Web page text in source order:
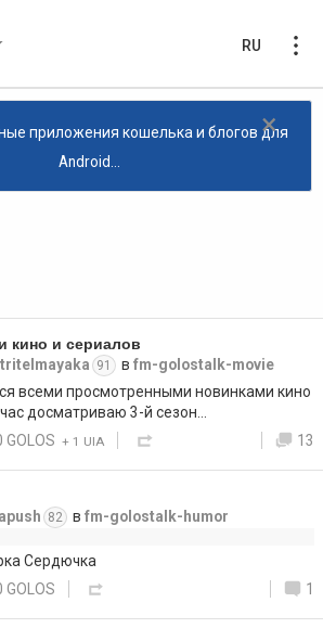
RU
×
приложения кошелька и блогов для
Android...
кино и сериалов
91 в fm-golostalk-movie
всеми просмотренными новинками кино
досматриваю 3-й сезон…
GOLOS +1 UIA 13
82 в fm-golostalk-humor
Сердючка
GOLOS 1